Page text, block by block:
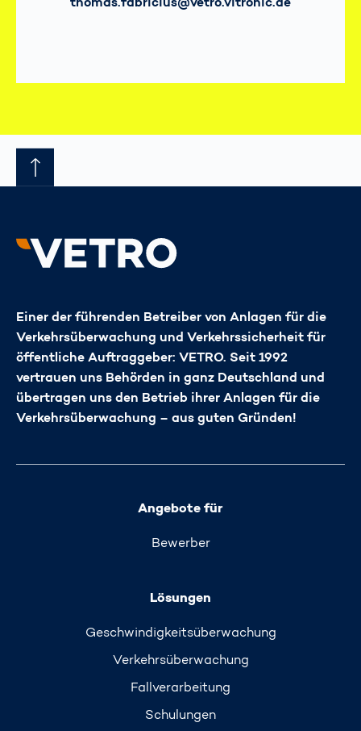
thomas.fabricius@vetro.vitronic.de
Einer der führenden Betreiber von Anlagen für die
Verkehrsüberwachung und Verkehrssicherheit für
öffentliche Auftraggeber: VETRO. Seit 1992
vertrauen uns Behörden in ganz Deutschland und
übertragen uns den Betrieb ihrer Anlagen für die
Verkehrsüberwachung – aus guten Gründen!
Angebote für
Bewerber
Lösungen
Geschwindigkeits­überwachung
Verkehrs­überwachung
Fallverarbeitung
Schulungen